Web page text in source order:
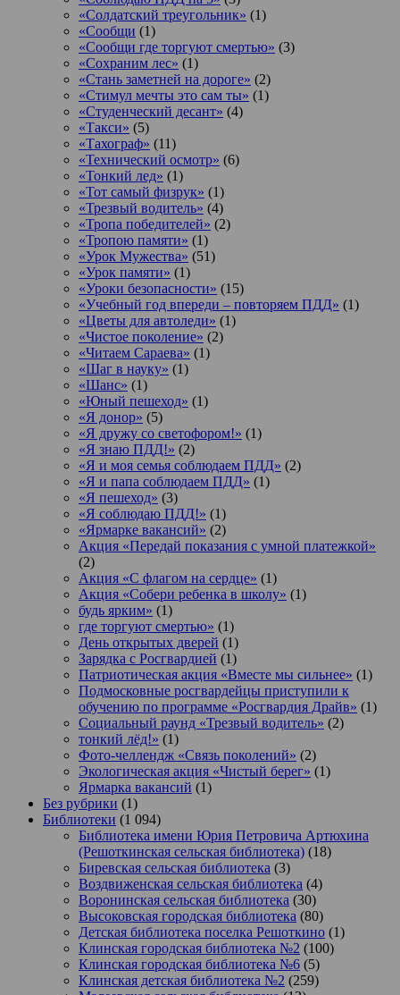
«Солдатский треугольник» (1)
«Сообщи (1)
«Сообщи где торгуют смертью» (3)
«Сохраним лес» (1)
«Стань заметней на дороге» (2)
«Стимул мечты это сам ты» (1)
«Студенческий десант» (4)
«Такси» (5)
«Тахограф» (11)
«Технический осмотр» (6)
«Тонкий лед» (1)
«Тот самый физрук» (1)
«Трезвый водитель» (4)
«Тропа победителей» (2)
«Тропою памяти» (1)
«Урок Мужества» (51)
«Урок памяти» (1)
«Уроки безопасности» (15)
«Учебный год впереди – повторяем ПДД» (1)
«Цветы для автоледи» (1)
«Чистое поколение» (2)
«Читаем Сараева» (1)
«Шаг в науку» (1)
«Шанс» (1)
«Юный пешеход» (1)
«Я донор» (5)
«Я дружу со светофором!» (1)
«Я знаю ПДД!» (2)
«Я и моя семья соблюдаем ПДД» (2)
«Я и папа соблюдаем ПДД» (1)
«Я пешеход» (3)
«Я соблюдаю ПДД!» (1)
«Ярмарке вакансий» (2)
Акция «Передай показания с умной платежкой»
(2)
Акция «С флагом на сердце» (1)
Акция «Собери ребенка в школу» (1)
будь ярким» (1)
где торгуют смертью» (1)
День открытых дверей (1)
Зарядка с Росгвардией (1)
Патриотическая акция «Вместе мы сильнее» (1)
Подмосковные росгвардейцы приступили к
обучению по программе «Росгвардия Драйв» (1)
Социальный раунд «Трезвый водитель» (2)
тонкий лёд!» (1)
Фото-челлендж «Связь поколений» (2)
Экологическая акция «Чистый берег» (1)
Ярмарка вакансий (1)
Без рубрики (1)
Библиотеки (1 094)
Библиотека имени Юрия Петровича Артюхина
(Решоткинская сельская библиотека) (18)
Биревская сельская библиотека (3)
Воздвиженская сельская библиотека (4)
Воронинская сельская библиотека (30)
Высоковская городская библиотека (80)
Детская библиотека поселка Решоткино (1)
Клинская городская библиотека №2 (100)
Клинская городская библиотека №6 (5)
Клинская детская библиотека №2 (259)